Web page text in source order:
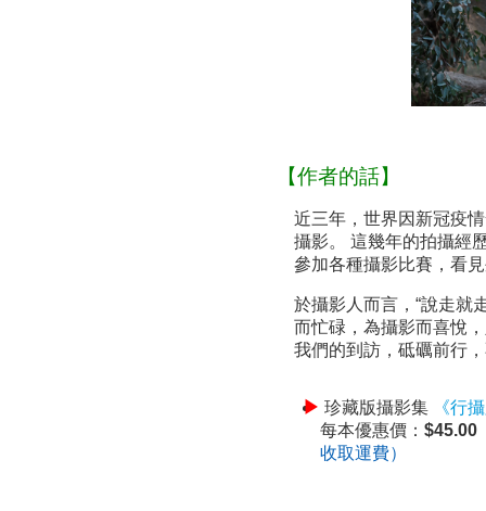
【作者的話】
近三年，世界因新冠疫
攝影。 這幾年的拍攝經
參加各種攝影比賽，看
於攝影人而言，“說走就
而忙碌，為攝影而喜悅
我們的到訪，砥礪前行
珍藏版攝影集
《行
每本優惠價：$45.00
收取運費）